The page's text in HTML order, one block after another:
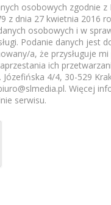
osobowych zgodnie z
z dnia 27 kwietnia 2016
osobowych i w
Podanie danych jest
a, że przysługuje
ich
4/4, 30-529
Więcej
serwisu.